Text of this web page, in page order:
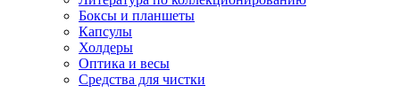
Боксы и планшеты
Капсулы
Холдеры
Оптика и весы
Средства для чистки